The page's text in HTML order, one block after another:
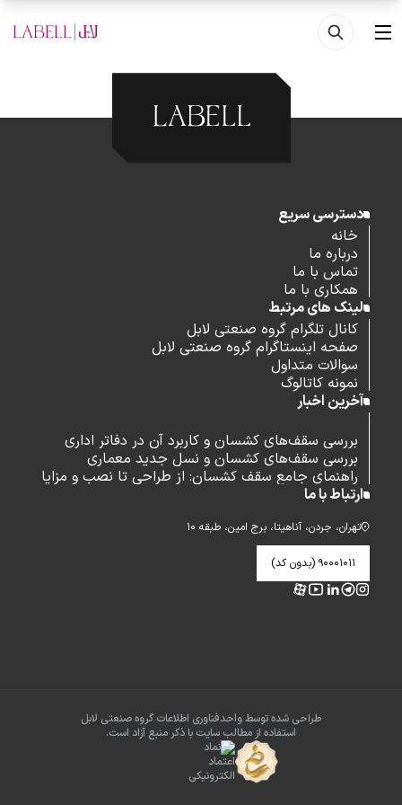
رفتن به محتوای اصلی
منو
دسترسی سریع
خانه
درباره ما
تماس با ما
همکاری با ما
لینک های مرتبط
کانال تلگرام گروه صنعتی لابل
صفحه اینستاگرام گروه صنعتی لابل
سوالات متداول
نمونه کاتالوگ
آخرین اخبار
بررسی سقف‌های کشسان و کاربرد آن در دفاتر اداری
بررسی سقف‌های کشسان و نسل جدید معماری
راهنمای جامع سقف کشسان: از طراحی تا نصب و مزایا
ارتباط با ما
تهران، جردن، آناهیتا، برج امین، طبقه ۱۰
۹۰۰۰۱۰۱۱ (بدون کد)
طراحی شده توسط واحدفناوری اطلاعات گروه صنعتی لابل
استفاده از مطالب سایت با ذکر منبع آزاد است.